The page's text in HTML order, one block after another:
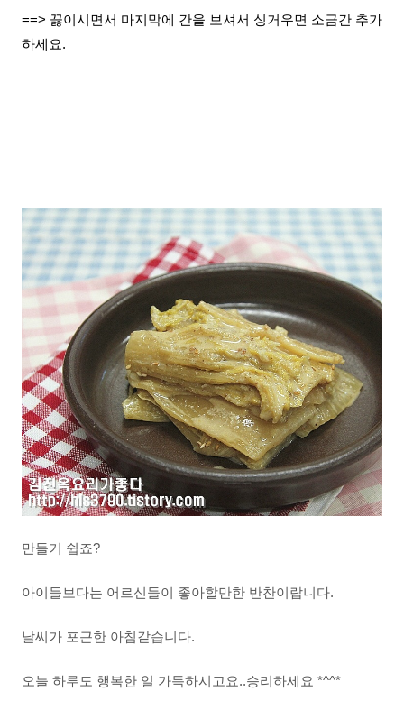
==> 끓이시면서 마지막에 간을 보셔서 싱거우면 소금간 추가
하세요.
만들기 쉽죠?
아이들보다는 어르신들이 좋아할만한 반찬이랍니다.
날씨가 포근한 아침같습니다.
오늘 하루도 행복한 일 가득하시고요..승리하세요 *^^*